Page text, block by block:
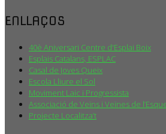
ENLLAÇOS
40è Aniversari Centre d'Esplai Boix
Esplais Catalans, ESPLAC
Casal de Joves Queix
Escola Lliure el Sol
Moviment Laic i Progressista
Associació de Veïns i Veïnes de
Projecte Localitza’t